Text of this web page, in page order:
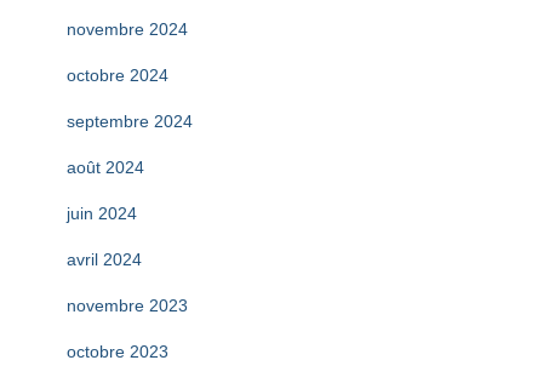
novembre 2024
octobre 2024
septembre 2024
août 2024
juin 2024
avril 2024
novembre 2023
octobre 2023